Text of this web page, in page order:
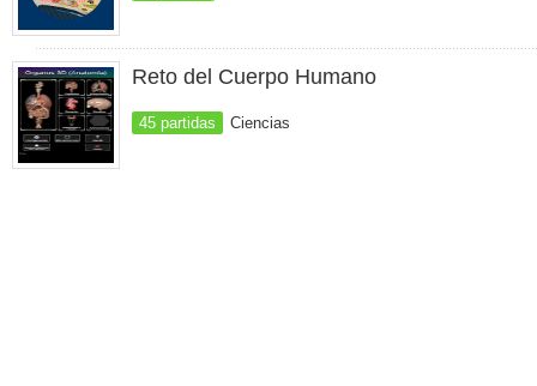
Reto del Cuerpo Humano
45 partidas Ciencias